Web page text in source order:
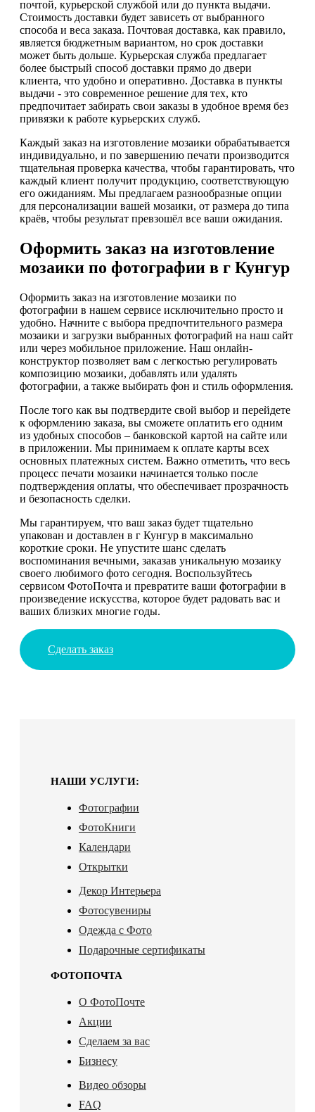
почтой, курьерской службой или до пункта выдачи.
Стоимость доставки будет зависеть от выбранного
способа и веса заказа. Почтовая доставка, как правило,
является бюджетным вариантом, но срок доставки
может быть дольше. Курьерская служба предлагает
более быстрый способ доставки прямо до двери
клиента, что удобно и оперативно. Доставка в пункты
выдачи - это современное решение для тех, кто
предпочитает забирать свои заказы в удобное время без
привязки к работе курьерских служб.
Каждый заказ на изготовление мозаики обрабатывается
индивидуально, и по завершению печати производится
тщательная проверка качества, чтобы гарантировать, что
каждый клиент получит продукцию, соответствующую
его ожиданиям. Мы предлагаем разнообразные опции
для персонализации вашей мозаики, от размера до типа
краёв, чтобы результат превзошёл все ваши ожидания.
Оформить заказ на изготовление
мозаики по фотографии в г Кунгур
Оформить заказ на изготовление мозаики по
фотографии в нашем сервисе исключительно просто и
удобно. Начните с выбора предпочтительного размера
мозаики и загрузки выбранных фотографий на наш сайт
или через мобильное приложение. Наш онлайн-
конструктор позволяет вам с легкостью регулировать
композицию мозаики, добавлять или удалять
фотографии, а также выбирать фон и стиль оформления.
После того как вы подтвердите свой выбор и перейдете
к оформлению заказа, вы сможете оплатить его одним
из удобных способов – банковской картой на сайте или
в приложении. Мы принимаем к оплате карты всех
основных платежных систем. Важно отметить, что весь
процесс печати мозаики начинается только после
подтверждения оплаты, что обеспечивает прозрачность
и безопасность сделки.
Мы гарантируем, что ваш заказ будет тщательно
упакован и доставлен в г Кунгур в максимально
короткие сроки. Не упустите шанс сделать
воспоминания вечными, заказав уникальную мозаику
своего любимого фото сегодня. Воспользуйтесь
сервисом ФотоПочта и превратите ваши фотографии в
произведение искусства, которое будет радовать вас и
ваших близких многие годы.
Сделать заказ
НАШИ УСЛУГИ:
Фотографии
ФотоКниги
Календари
Открытки
Декор Интерьера
Фотосувениры
Одежда с Фото
Подарочные сертификаты
ФОТОПОЧТА
О ФотоПочте
Акции
Сделаем за вас
Бизнесу
Видео обзоры
FAQ